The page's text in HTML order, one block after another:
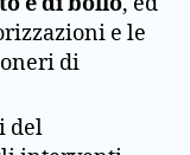
e le
di
del